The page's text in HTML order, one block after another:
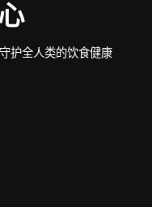
护全人类的饮食健康